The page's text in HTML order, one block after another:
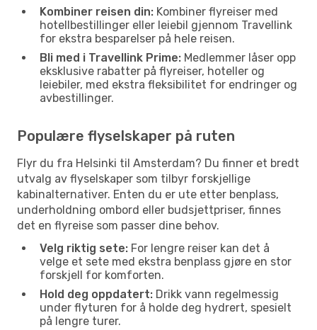
Kombiner reisen din: Kombiner flyreiser med
hotellbestillinger eller leiebil gjennom Travellink
for ekstra besparelser på hele reisen.
Bli med i Travellink Prime: Medlemmer låser opp
eksklusive rabatter på flyreiser, hoteller og
leiebiler, med ekstra fleksibilitet for endringer og
avbestillinger.
Populære flyselskaper på ruten
Flyr du fra Helsinki til Amsterdam? Du finner et bredt
utvalg av flyselskaper som tilbyr forskjellige
kabinalternativer. Enten du er ute etter benplass,
underholdning ombord eller budsjettpriser, finnes
det en flyreise som passer dine behov.
Velg riktig sete: For lengre reiser kan det å
velge et sete med ekstra benplass gjøre en stor
forskjell for komforten.
Hold deg oppdatert: Drikk vann regelmessig
under flyturen for å holde deg hydrert, spesielt
på lengre turer.